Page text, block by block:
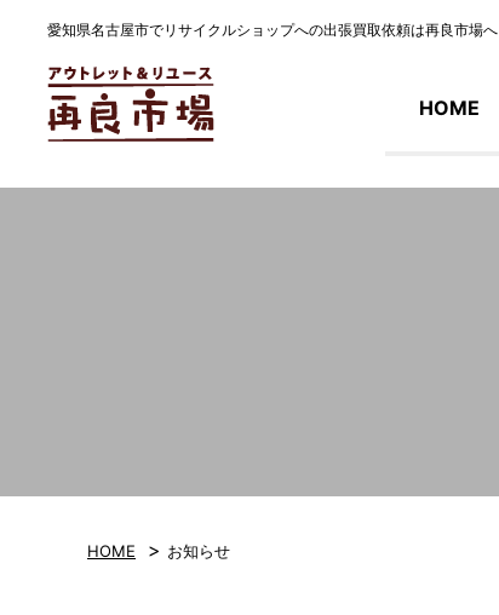
愛知県名古屋市でリサイクルショップへの出張買取依頼は再良市場へ
HOME
HOME > お知らせ